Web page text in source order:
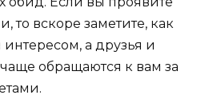
то вскоре заметите, как
а друзья и
обращаются к вам за